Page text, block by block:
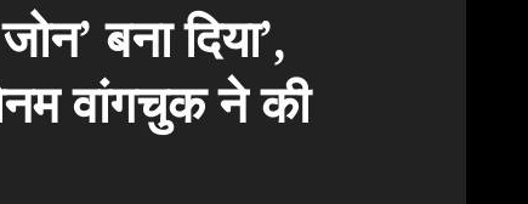
बना दिया’,
वांगचुक ने की